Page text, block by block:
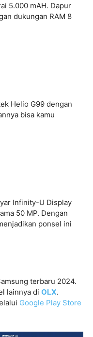
5.000 mAH. Dapur
dukungan RAM 8
Helio G99 dengan
bisa kamu
Infinity-U Display
50 MP. Dengan
ponsel ini
terbaru 2024.
lainnya di OLX.
Google Play Store